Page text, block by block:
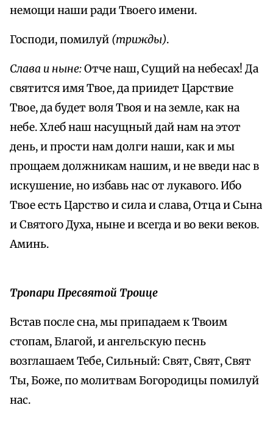
немощи наши ради Твоего имени.
Господи, помилуй (трижды).
Слава и ныне:Отче наш, Сущий на небесах! Да
святится имя Твое, да приидет Царствие
Твое, да будет воля Твоя и на земле, как на
небе. Хлеб наш насущный дай нам на этот
день, и прости нам долги наши, как и мы
прощаем должникам нашим, и не введи нас в
искушение, но избавь нас от лукавого. Ибо
Твое есть Царство и сила и слава, Отца и Сына
и Святого Духа, ныне и всегда и во веки веков.
Аминь.
Тропари Пресвятой Троице
Встав после сна, мы припадаем к Твоим
стопам, Благой, и ангельскую песнь
возглашаем Тебе, Сильный: Свят, Свят, Свят
Ты, Боже, по молитвам Богородицы помилуй
нас.